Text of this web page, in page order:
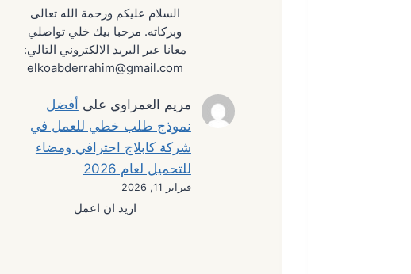
السلام عليكم ورحمة الله تعالى
وبركاته. مرحبا بيك خلي تواصلي
معانا عبر البريد الالكتروني التالي:
elkoabderrahim@gmail.com
مريم العمراوي على أفضل
نموذج طلب خطي للعمل في
شركة كابلاج احترافي ومضاء
للتحميل لعام 2026
فبراير 11, 2026
اريد ان اعمل